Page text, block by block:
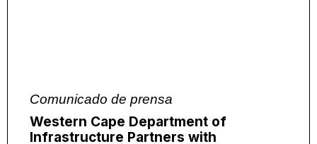
Comunicado de prensa
Western Cape Department of
Infrastructure Partners with